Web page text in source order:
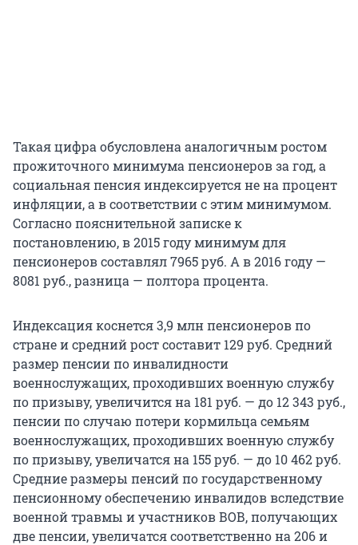
Такая цифра обусловлена аналогичным ростом
прожиточного минимума пенсионеров за год, а
социальная пенсия индексируется не на процент
инфляции, а в соответствии с этим минимумом.
Согласно пояснительной записке к
постановлению, в 2015 году минимум для
пенсионеров составлял 7965 руб. А в 2016 году —
8081 руб., разница — полтора процента.
Индексация коснется 3,9 млн пенсионеров по
стране и средний рост составит 129 руб. Средний
размер пенсии по инвалидности
военнослужащих, проходивших военную службу
по призыву, увеличится на 181 руб. — до 12 343 руб.,
пенсии по случаю потери кормильца семьям
военнослужащих, проходивших военную службу
по призыву, увеличатся на 155 руб. — до 10 462 руб.
Средние размеры пенсий по государственному
пенсионному обеспечению инвалидов вследствие
военной травмы и участников ВОВ, получающих
две пенсии, увеличатся соответственно на 206 и